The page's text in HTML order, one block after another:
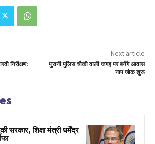
निरीक्षण:
Next article
पुरानी पुलिस चौकी वाली जगह पर बनेंगे आवास
नाप जोक शुरू
सरकार, शिक्षा मंत्री धर्मेंद्र